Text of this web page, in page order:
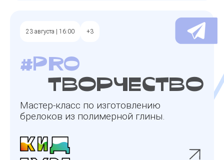
23 августа | 16:00 +3
#pro
творчество
Мастер-класс по изготовлению
брелоков из полимерной глины.